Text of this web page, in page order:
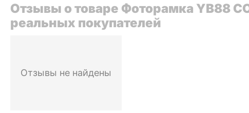
Отзывы о товаре Фоторамка YB88
реальных покупателей
Отзывы не найдены